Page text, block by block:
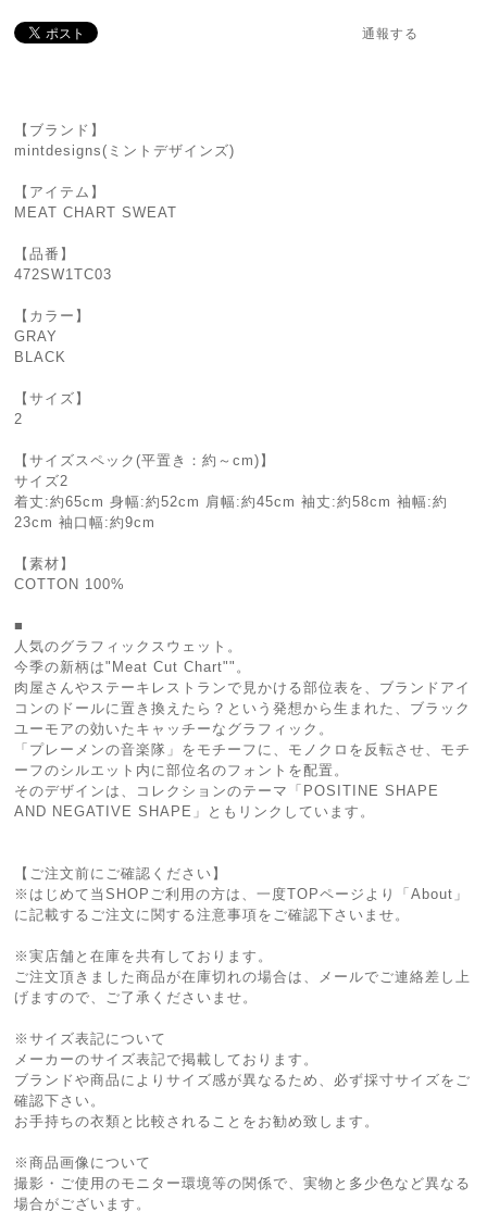
通報する
【ブランド】
mintdesigns(ミントデザインズ)
【アイテム】
MEAT CHART SWEAT
【品番】
472SW1TC03
【カラー】
GRAY
BLACK
【サイズ】
2
【サイズスペック(平置き：約～cm)】
サイズ2
着丈:約65cm 身幅:約52cm 肩幅:約45cm 袖丈:約58cm 袖幅:約
23cm 袖口幅:約9cm
【素材】
COTTON 100%
■
人気のグラフィックスウェット。
今季の新柄は"Meat Cut Chart""。
肉屋さんやステーキレストランで見かける部位表を、ブランドアイ
コンのドールに置き換えたら？という発想から生まれた、ブラック
ユーモアの効いたキャッチーなグラフィック。
「プレーメンの音楽隊」をモチーフに、モノクロを反転させ、モチ
ーフのシルエット内に部位名のフォントを配置。
そのデザインは、コレクションのテーマ「POSITINE SHAPE
AND NEGATIVE SHAPE」ともリンクしています。
【ご注文前にご確認ください】
※はじめて当SHOPご利用の方は、一度TOPページより「About」
に記載するご注文に関する注意事項をご確認下さいませ。
※実店舗と在庫を共有しております。
ご注文頂きました商品が在庫切れの場合は、メールでご連絡差し上
げますので、ご了承くださいませ。
※サイズ表記について
メーカーのサイズ表記で掲載しております。
ブランドや商品によりサイズ感が異なるため、必ず採寸サイズをご
確認下さい。
お手持ちの衣類と比較されることをお勧め致します。
※商品画像について
撮影・ご使用のモニター環境等の関係で、実物と多少色など異なる
場合がございます。